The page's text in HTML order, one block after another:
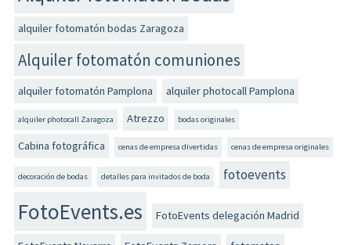
alquiler fotomatón bodas Zaragoza
Alquiler fotomatón comuniones
alquiler fotomatón Pamplona alquiler photocall Pamplona
alquiler photocall Zaragoza Atrezzo bodas originales
Cabina fotográfica cenas de empresa divertidas cenas de empresa originales
decoración de bodas detalles para invitados de boda fotoevents
FotoEvents.es FotoEvents delegación Madrid